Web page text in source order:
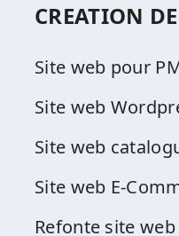
CREATION
Site web pour
Site web
Site web
Site web E-
Refonte site web